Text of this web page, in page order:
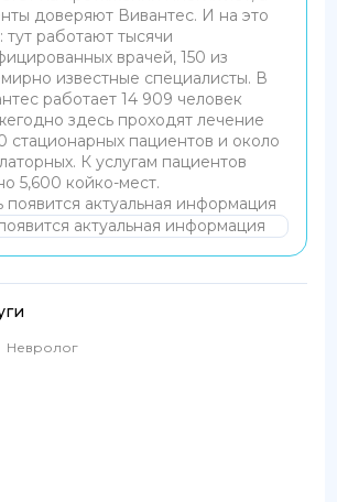
доверяют Вивантес. И на это
тут работают тысячи
врачей, 150 из
известные специалисты. В
работает 14 909 человек
здесь проходят лечение
стационарных пациентов и около
К услугам пациентов
5,600 койко-мест.
появится актуальная информация
актуальная информация
Невролог